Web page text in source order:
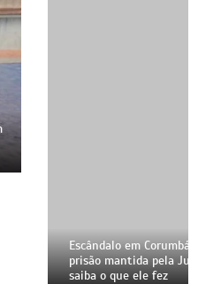
Buxexa Amaral tem
na web bloqueados;